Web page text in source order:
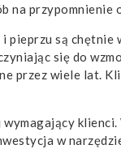
na
są
się do
wiele lat.
w